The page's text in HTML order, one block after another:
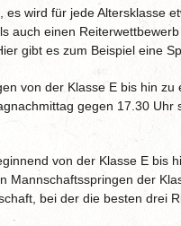
es wird für jede Altersklasse
auch einen
gibt es zum Beispiel eine
von der Klasse E bis hin
gegen 17.30
von der Klasse E bis
Mannschaftsspringen der
bei der die besten drei